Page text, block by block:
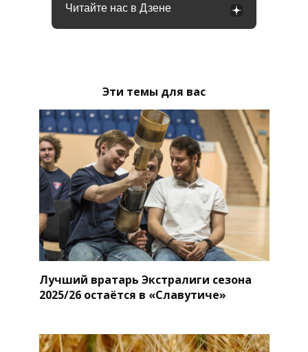
Читайте нас в Дзене
Эти темы для вас
Лучший вратарь Экстралиги сезона
2025/26 остаётся в «Славутиче»